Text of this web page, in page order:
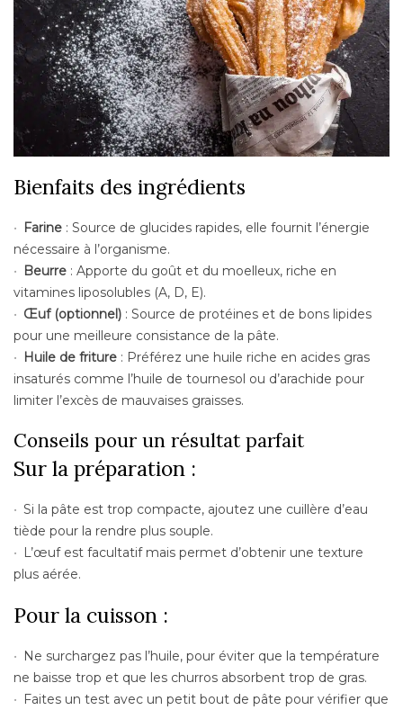
Bienfaits des ingrédients
Farine : Source de glucides rapides, elle fournit l’énergie
nécessaire à l’organisme.
Beurre : Apporte du goût et du moelleux, riche en
vitamines liposolubles (A, D, E).
Œuf (optionnel) : Source de protéines et de bons lipides
pour une meilleure consistance de la pâte.
Huile de friture : Préférez une huile riche en acides gras
insaturés comme l’huile de tournesol ou d’arachide pour
limiter l’excès de mauvaises graisses.
Conseils pour un résultat parfait
Sur la préparation :
Si la pâte est trop compacte, ajoutez une cuillère d’eau
tiède pour la rendre plus souple.
L’œuf est facultatif mais permet d’obtenir une texture
plus aérée.
Pour la cuisson :
Ne surchargez pas l’huile, pour éviter que la température
ne baisse trop et que les churros absorbent trop de gras.
Faites un test avec un petit bout de pâte pour vérifier que